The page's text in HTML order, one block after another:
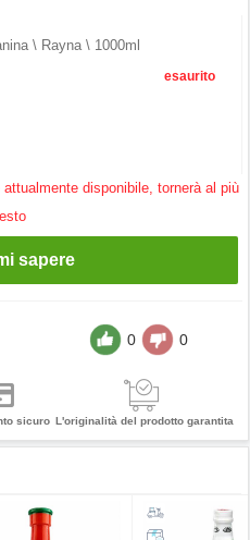
\ Rayna \ 1000ml
esaurito
disponibile, tornerà al più
sapere
0 0
sicuro L'originalità del prodotto garantita